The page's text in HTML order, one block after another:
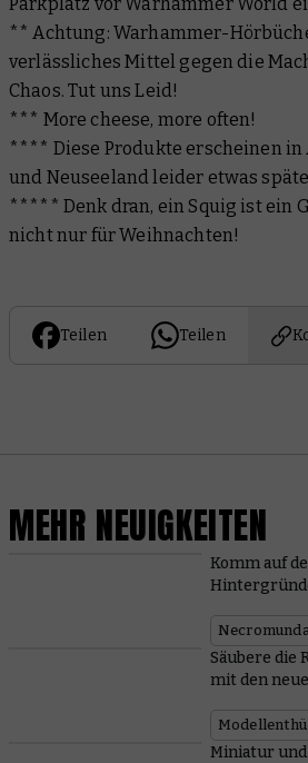
Parkplatz vor Warhammer World
** Achtung: Warhammer-
verlässliches Mittel gegen die
Chaos. Tut uns Leid!
*** More cheese, more often!
**** Diese Produkte erscheinen
und Neuseeland leider etwas
***** Denk dran, ein Squig ist ein
nicht nur für Weihnachten!
Teilen Teilen
MEHR NEUIGKEITEN
Komm auf
Necromunda
Säubere die
mit den
Miniatur